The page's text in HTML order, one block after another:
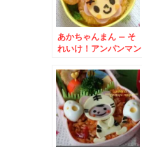
あかちゃんまん – そ
れいけ！アンパンマン